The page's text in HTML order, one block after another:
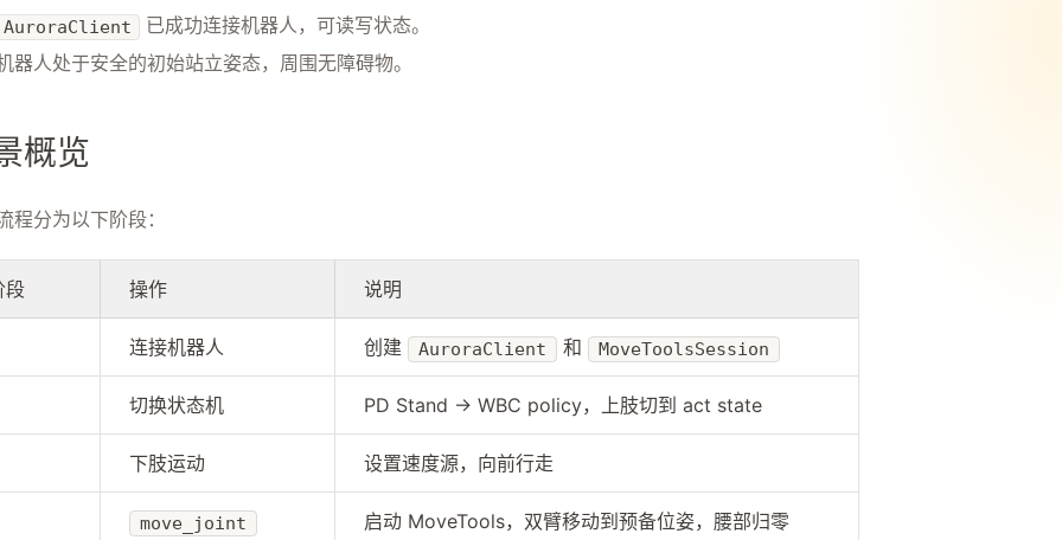
AuroraClient
已成功连接机器人，可读写状态。
器人处于安全的初始站立姿态，周围无障碍物。
概览
程分为以下阶段：
段 操作 说明
连接机器人 创建 AuroraClient 和 MoveToolsSession
切换状态机 PD Stand → WBC policy，上肢切到 act state
下肢运动 设置速度源，向前行走
move_joint 启动 MoveTools，双臂移动到预备位姿，腰部归零